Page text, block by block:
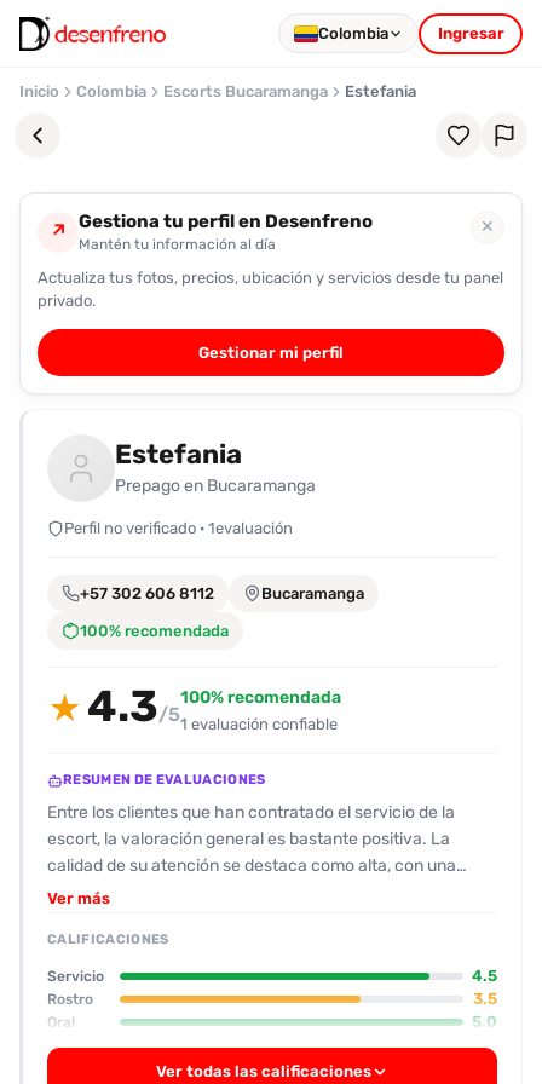
Colombia Ingresar
Inicio Colombia Escorts Bucaramanga Estefania
Favoritos
Pronto
podrás
registrarte
guardar
favoritas
para
fácilmente.
↗ Gestiona tu perfil en Desenfreno
Mantén tu información al día
✕
Actualiza tus fotos, precios, ubicación y servicios desde tu panel
privado.
Gestionar mi perfil
Estefania
Prepago en Bucaramanga
Perfil no verificado · 1evaluación
+57 302 606 8112 Bucaramanga
100% recomendada
★ 4.3/5
100% recomendada
1 evaluación confiable
RESUMEN DE EVALUACIONES
Entre los clientes que han contratado el servicio de la
escort, la valoración general es bastante positiva. La
calidad de su atención se destaca como alta, con una
puntuación de 9 sobre 10 y comentarios que la posicionan
comparándola con otras compañeras del mismo rango. Su
físico se describe como de tipo normal: piel blanca,
estatura de 1.68 m, cara estándar, senos pequeños y cola
natural, todo en consonancia con las fotografías. El
aspecto higiénico es bueno y la comunicación fluye sin
demoras; el acompañante responde rápido a los mensajes
Ver más
CALIFICACIONES
Servicio 4.5
Rostro 3.5
Oral 5.0
Ver todas las calificaciones